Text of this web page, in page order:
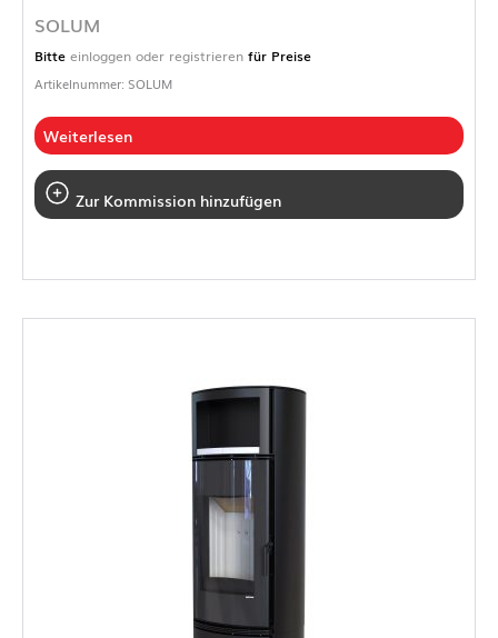
SOLUM
Bitte einloggen oder registrieren für Preise
Artikelnummer: SOLUM
Weiterlesen
Zur Kommission hinzufügen